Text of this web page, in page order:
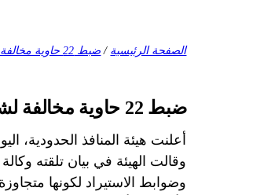
الصفحة الرئيسية / ضبط 22 حاوية مخالفة لشروط وضوابط الاستيراد في ميناء أم قصر الشمالي
ضبط 22 حاوية مخالفة لشروط وضوابط الاستيراد في ميناء أم قصر الشمالي
أعلنت هيئة المنافذ الحدودية، اليوم الثلاثاء، ضبط 22 حاوية مخالفة لشروط وضوابط
وضوابط الاستيراد لكونها